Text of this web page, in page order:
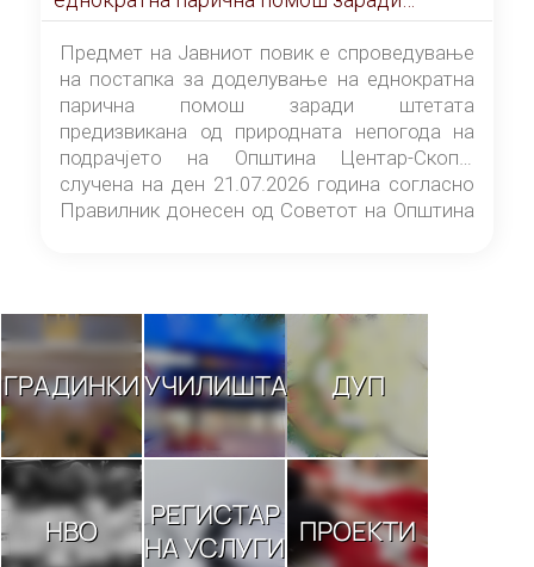
штетата предизвикана од природната
непогода на подрачјето на Општина
Центар-Скопје случена на ден 21.07.2026
година
Предмет на Јавниот повик е спроведување
на постапка за доделување на еднократна
парична помош заради штетата
предизвикана од природната непогода на
подрачјето на Општина Центар-Скопје
случена на ден 21.07.2026 година согласно
Правилник донесен од Советот на Општина
ГРАДИНКИУЧИЛИШТА ДУП
НВО
РЕГИСТАР
НА УСЛУГИ ПРОЕКТИ